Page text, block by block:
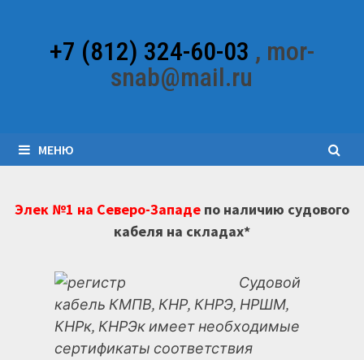
содержимому+7 (812) 324-60-03 , mor-
snab@mail.ru
МЕНЮ
Элек №1 на Северо-Западепо наличию судового
кабеля на складах*
Судовой
кабель КМПВ, КНР, КНРЭ, НРШМ,
КНРк, КНРЭк имеет необходимые
сертификаты соответствия